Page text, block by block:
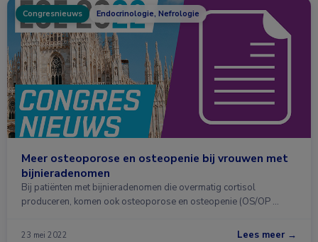
Congresnieuws Endocrinologie, Nefrologie
Meer osteoporose en osteopenie bij vrouwen met
bijnieradenomen
Bij patiënten met bijnieradenomen die overmatig cortisol
produceren, komen ook osteoporose en osteopenie (OS/OP …
23 mei 2022 Lees meer →